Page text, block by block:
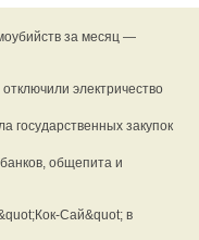
за месяц —
электричество
государственных закупок
общепита и
Сай&quot; в